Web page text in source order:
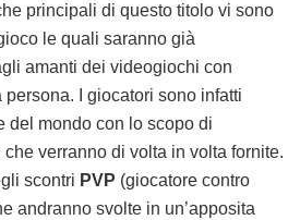
principali di questo titolo vi sono
le quali saranno già
amanti dei videogiochi con
I giocatori sono infatti
del mondo con lo scopo di
verranno di volta in volta fornite.
scontri PVP (giocatore contro
andranno svolte in un’apposita